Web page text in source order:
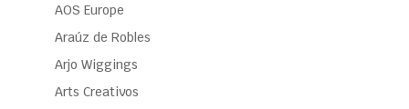
AOS Europe
Araúz de Robles
Arjo Wiggings
Arts Creativos